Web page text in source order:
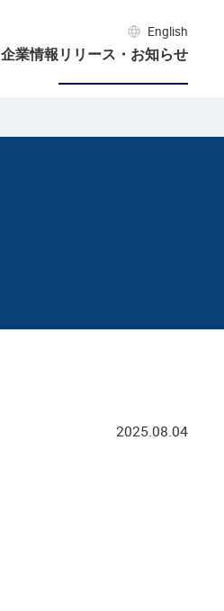
English
企業情報リリース・お知らせ
2025.08.04